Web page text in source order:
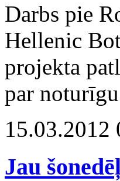
Darbs pie
Hellenic
projekta
par
15.03.2012
Jau